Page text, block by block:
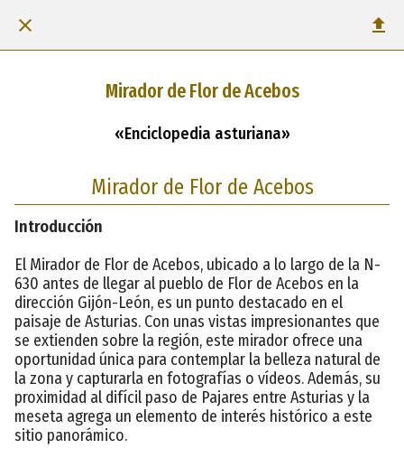
Mirador de Flor de Acebos
«Enciclopedia asturiana»
Mirador de Flor de Acebos
Introducción
El Mirador de Flor de Acebos, ubicado a lo largo de la N-
630 antes de llegar al pueblo de Flor de Acebos en la
dirección Gijón-León, es un punto destacado en el
paisaje de Asturias. Con unas vistas impresionantes que
se extienden sobre la región, este mirador ofrece una
oportunidad única para contemplar la belleza natural de
la zona y capturarla en fotografías o vídeos. Además, su
proximidad al difícil paso de Pajares entre Asturias y la
meseta agrega un elemento de interés histórico a este
sitio panorámico.